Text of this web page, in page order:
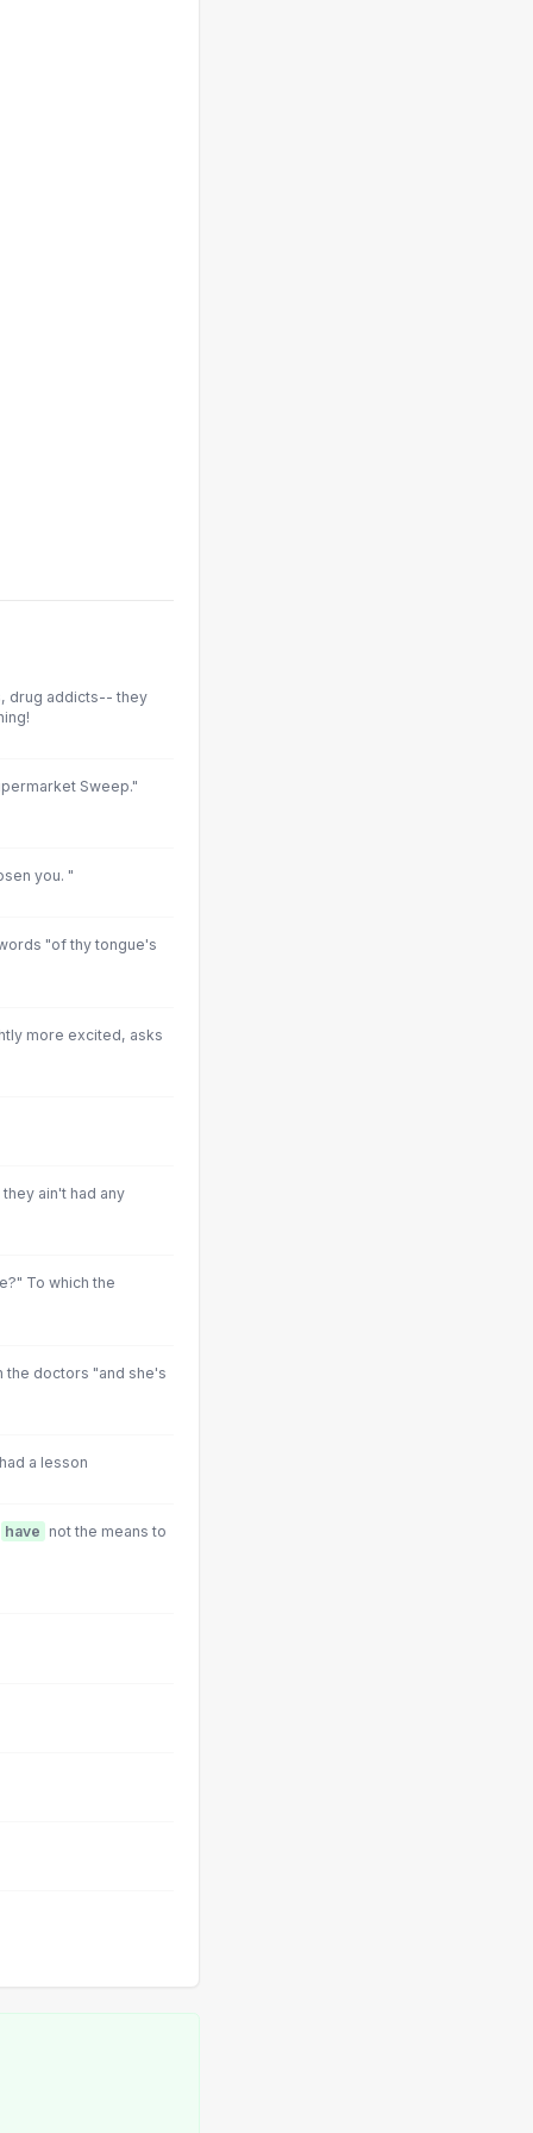
drug addicts-- they
Sweep."
you. "
"of thy tongue's
more excited, asks
ain't had any
To which the
the doctors "and she's
a lesson
have not the means to